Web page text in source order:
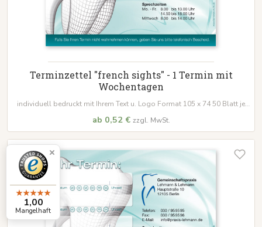
Terminzettel "french sights" - 1 Termin mit
Wochentagen
individuell bedruckt mit Ihrem Text u. Logo Format 105 x 74 50 Blatt je
ab 0,52 € zzgl. MwSt.
1,00
Mangelhaft